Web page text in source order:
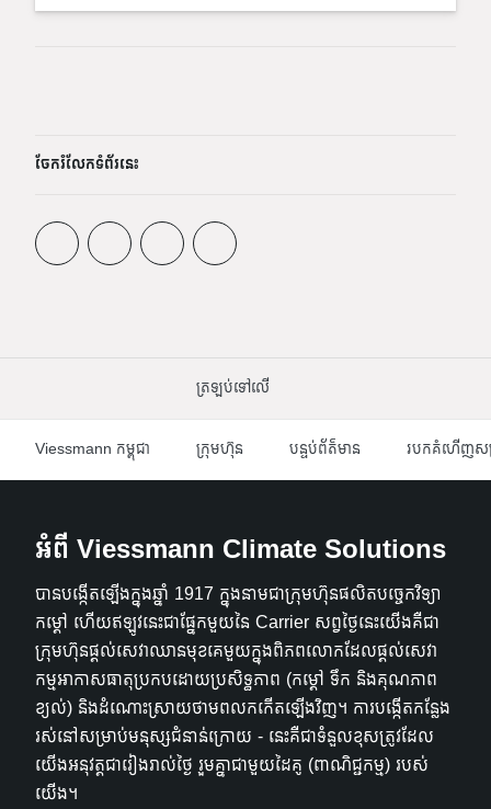
ចែករំលែកទំព័រនេះ
ត្រឡប់​ទៅ​លើ
Viessmann កម្ពុជា ក្រុមហ៊ុន បន្ទប់ព័ត៌មាន របកគំហើញសម្
អំពី Viessmann Climate Solutions
បានបង្កើតឡើងក្នុងឆ្នាំ 1917 ក្នុងនាមជាក្រុមហ៊ុនផលិតបច្ចេកវិទ្យា
កម្តៅ ហើយឥឡូវនេះជាផ្នែកមួយនៃ Carrier សព្វថ្ងៃនេះយើងគឺជា
ក្រុមហ៊ុនផ្តល់សេវាឈានមុខគេមួយក្នុងពិភពលោកដែលផ្តល់សេវា
កម្មអាកាសធាតុប្រកបដោយប្រសិទ្ធភាព (កម្តៅ ទឹក និងគុណភាព
ខ្យល់) និងដំណោះស្រាយថាមពលកកើតឡើងវិញ។ ការបង្កើតកន្លែង
រស់នៅសម្រាប់មនុស្សជំនាន់ក្រោយ - នេះគឺជាទំនួលខុសត្រូវដែល
យើងអនុវត្តជារៀងរាល់ថ្ងៃ រួមគ្នាជាមួយដៃគូ (ពាណិជ្ជកម្ម) របស់
យើង។